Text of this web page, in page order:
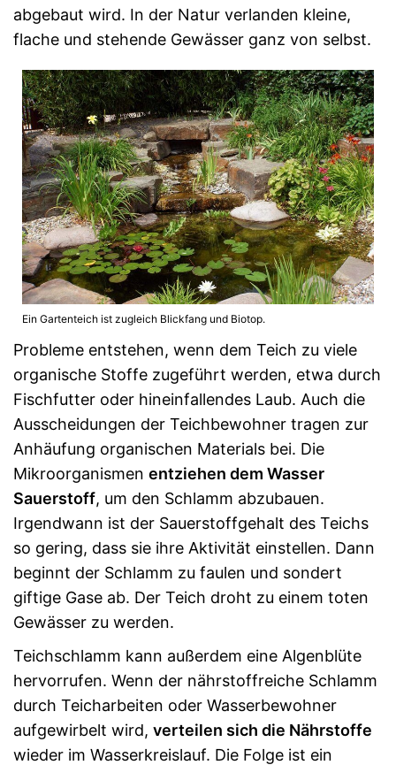
abgebaut wird. In der Natur verlanden kleine,
flache und stehende Gewässer ganz von selbst.
Ein Gartenteich ist zugleich Blickfang und Biotop.
Probleme entstehen, wenn dem Teich zu viele
organische Stoffe zugeführt werden, etwa durch
Fischfutter oder hineinfallendes Laub. Auch die
Ausscheidungen der Teichbewohner tragen zur
Anhäufung organischen Materials bei. Die
Mikroorganismen entziehen dem Wasser
Sauerstoff, um den Schlamm abzubauen.
Irgendwann ist der Sauerstoffgehalt des Teichs
so gering, dass sie ihre Aktivität einstellen. Dann
beginnt der Schlamm zu faulen und sondert
giftige Gase ab. Der Teich droht zu einem toten
Gewässer zu werden.
Teichschlamm kann außerdem eine Algenblüte
hervorrufen. Wenn der nährstoffreiche Schlamm
durch Teicharbeiten oder Wasserbewohner
aufgewirbelt wird, verteilen sich die Nährstoffe
wieder im Wasserkreislauf. Die Folge ist ein